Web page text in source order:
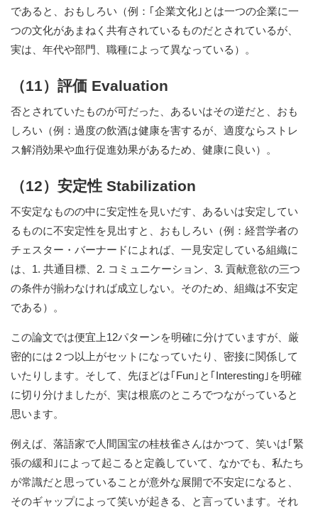
であると、おもしろい（例：｢企業文化｣とは一つの企業に一
つの文化があまねく共有されているものだとされているが、
実は、年代や部門、職種によって異なっている）。
（11）評価 Evaluation
否とされていたものが可だった、あるいはその逆だと、おも
しろい（例：過度の飲酒は健康を害するが、適度ならストレ
ス解消効果や血行促進効果があるため、健康に良い）。
（12）安定性 Stabilization
不安定なものの中に安定性を見いだす、あるいは安定してい
るものに不安定性を見出すと、おもしろい（例：経営学者の
チェスター・バーナードによれば、一見安定している組織に
は、1. 共通目標、2. コミュニケーション、3. 貢献意欲の三つ
の条件が揃わなければ成立しない。そのため、組織は不安定
である）。
この論文では便宜上12パターンを明確に分けていますが、厳
密的には２つ以上がセットになっていたり、密接に関係して
いたりします。そして、先ほどは｢Fun｣と｢Interesting｣を明確
に切り分けましたが、実は根底のところでつながっていると
思います。
例えば、落語家で人間国宝の桂枝雀さんはかつて、笑いは｢緊
張の緩和｣によって起こると定義していて、なかでも、私たち
が常識だと思っていることが意外な展開で不安定になると、
そのギャップによって笑いが起きる、と言っています。それ